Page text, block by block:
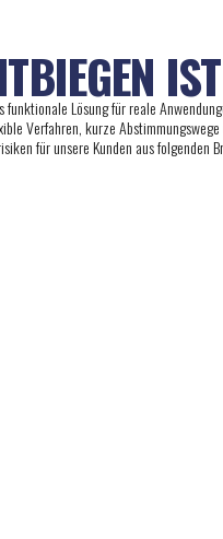
Lösung für reale
Verfahren, kurze
für unsere Kunden aus folgenden